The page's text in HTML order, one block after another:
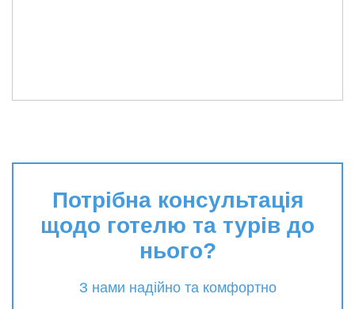
Потрібна консультація
щодо готелю та турів до
нього?
З нами надійно та комфортно